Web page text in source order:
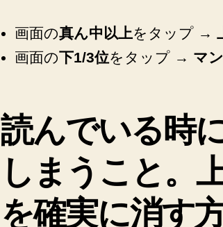
画面の真ん中以上をタップ →
画面の下1/3位をタップ → マ
読んでいる時
しまうこと。
を確実に消す